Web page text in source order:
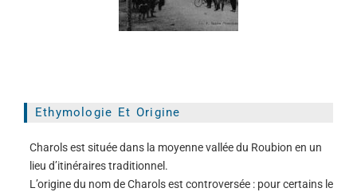
Ethymologie Et Origine
Charols est située dans la moyenne vallée du Roubion en un
lieu d’itinéraires traditionnel.
L’origine du nom de Charols est controversée : pour certains le